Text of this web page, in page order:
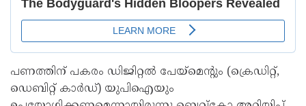
പണത്തിന് പകരം ഡിജിറ്റൽ പേയ്മെൻ്റും (ക്രെഡിറ്റ്,
ഡെബിറ്റ് കാർഡ്) യുപിഐയും